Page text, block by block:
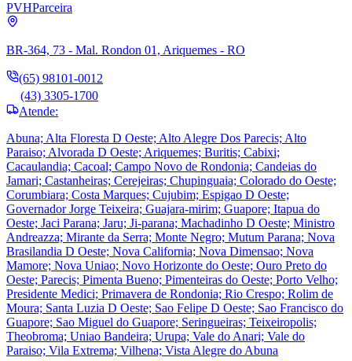
PVHParceira
BR-364, 73 - Mal. Rondon 01, Ariquemes - RO
(65) 98101-0012
(43) 3305-1700
Atende:
Abuna; Alta Floresta D Oeste; Alto Alegre Dos Parecis; Alto
Paraiso; Alvorada D Oeste; Ariquemes; Buritis; Cabixi;
Cacaulandia; Cacoal; Campo Novo de Rondonia; Candeias do
Jamari; Castanheiras; Cerejeiras; Chupinguaia; Colorado do Oeste;
Corumbiara; Costa Marques; Cujubim; Espigao D Oeste;
Governador Jorge Teixeira; Guajara-mirim; Guapore; Itapua do
Oeste; Jaci Parana; Jaru; Ji-parana; Machadinho D Oeste; Ministro
Andreazza; Mirante da Serra; Monte Negro; Mutum Parana; Nova
Brasilandia D Oeste; Nova California; Nova Dimensao; Nova
Mamore; Nova Uniao; Novo Horizonte do Oeste; Ouro Preto do
Oeste; Parecis; Pimenta Bueno; Pimenteiras do Oeste; Porto Velho;
Presidente Medici; Primavera de Rondonia; Rio Crespo; Rolim de
Moura; Santa Luzia D Oeste; Sao Felipe D Oeste; Sao Francisco do
Guapore; Sao Miguel do Guapore; Seringueiras; Teixeiropolis;
Theobroma; Uniao Bandeira; Urupa; Vale do Anari; Vale do
Paraiso; Vila Extrema; Vilhena; Vista Alegre do Abuna